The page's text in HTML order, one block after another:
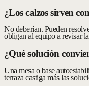
¿Los calzos sirven
No deberían. Pueden
obligan al equipo a revisar
¿Qué solución
Una mesa o base
terraza castiga más las